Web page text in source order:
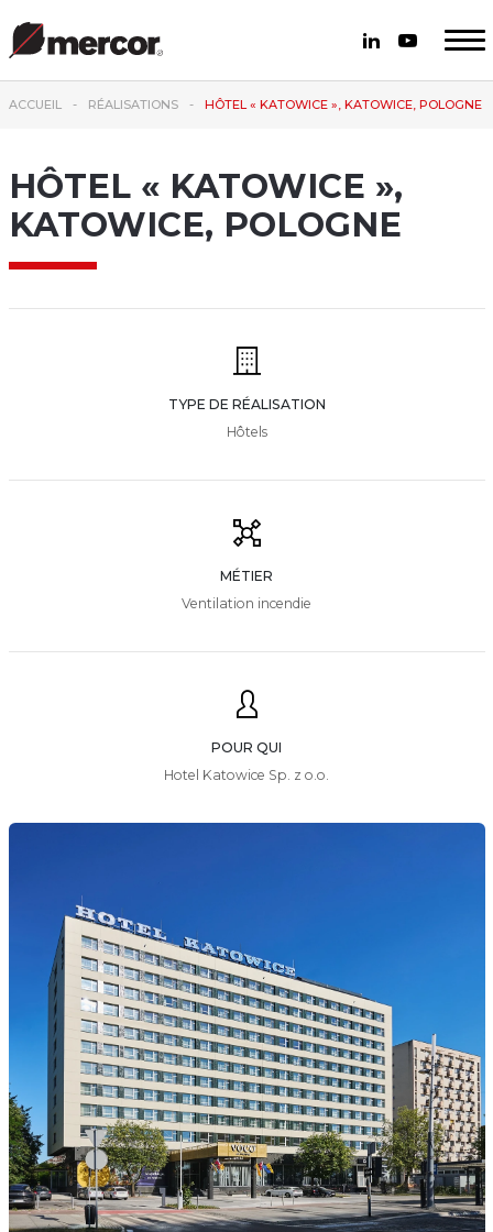
ACCUEIL RÉALISATIONS HÔTEL « KATOWICE », KATOWICE, POLOGNE
HÔTEL « KATOWICE »,
KATOWICE, POLOGNE
TYPE DE RÉALISATION
Hôtels
MÉTIER
Ventilation incendie
POUR QUI
Hotel Katowice Sp. z o.o.